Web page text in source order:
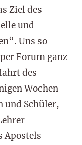
Ziel des
und
Uns so
Forum ganz
des
Wochen
und Schüler,
Apostels